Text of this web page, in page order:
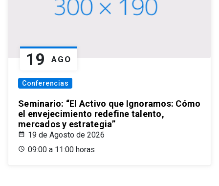
19 AGO
Conferencias
Seminario: “El Activo que Ignoramos: Cómo
el envejecimiento redefine talento,
mercados y estrategia”
19 de Agosto de 2026
09:00 a 11:00 horas